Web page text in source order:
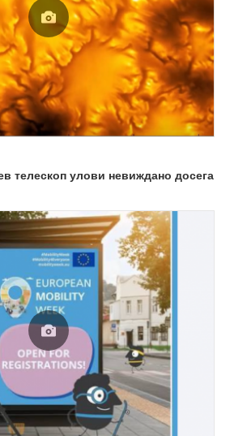
телескоп улови невиждано досега